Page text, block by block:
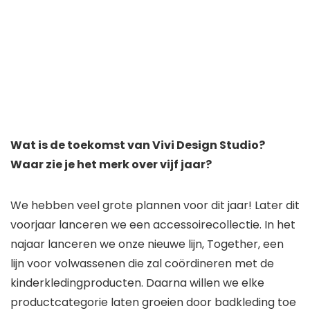
Wat is de toekomst van Vivi Design Studio?
Waar zie je het merk over vijf jaar?
We hebben veel grote plannen voor dit jaar! Later dit
voorjaar lanceren we een accessoirecollectie. In het
najaar lanceren we onze nieuwe lijn, Together, een
lijn voor volwassenen die zal coördineren met de
kinderkledingproducten. Daarna willen we elke
productcategorie laten groeien door badkleding toe